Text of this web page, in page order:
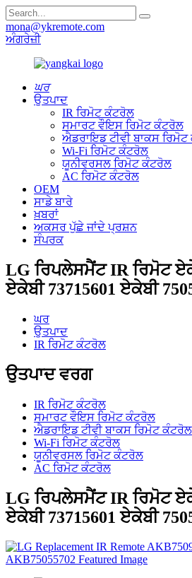
mona@ykremote.com
ਅੰਗਰੇਜ਼ੀ
ਘਰ
ਉਤਪਾਦ
IR ਰਿਮੋਟ ਕੰਟਰੋਲ
ਸਮਾਰਟ ਵੌਇਸ ਰਿਮੋਟ ਕੰਟਰੋਲ
ਐਡਰਾਇਡ ਟੀਵੀ ਬਾਕਸ
Wi-Fi ਰਿਮੋਟ ਕੰਟਰੋਲ
ਯੂਨੀਵਰਸਲ ਰਿਮੋਟ ਕੰਟਰੋਲ
AC ਰਿਮੋਟ ਕੰਟਰੋਲ
OEM
ਸਾਡੇ ਬਾਰੇ
ਖ਼ਬਰਾਂ
ਅਕਸਰ ਪੁੱਛੇ ਜਾਂਦੇ ਪ੍ਰਸ਼ਨ
ਸੰਪਰਕ
LG ਰਿਪਲੇਸਮੈਂਟ IR ਰਿਮੋਟ
ਏਕੇਬੀ 73715601 ਏਕੇਬੀ
ਘਰ
ਉਤਪਾਦ
IR ਰਿਮੋਟ ਕੰਟਰੋਲ
ਉਤਪਾਦ ਵਰਗ
IR ਰਿਮੋਟ ਕੰਟਰੋਲ
ਸਮਾਰਟ ਵੌਇਸ ਰਿਮੋਟ ਕੰਟਰੋਲ
ਐਡਰਾਇਡ ਟੀਵੀ ਬਾਕਸ ਰਿਮੋਟ ਕੰਟਰੋਲ
Wi-Fi ਰਿਮੋਟ ਕੰਟਰੋਲ
ਯੂਨੀਵਰਸਲ ਰਿਮੋਟ ਕੰਟਰੋਲ
AC ਰਿਮੋਟ ਕੰਟਰੋਲ
LG ਰਿਪਲੇਸਮੈਂਟ IR ਰਿਮੋਟ
ਏਕੇਬੀ 73715601 ਏਕੇਬੀ